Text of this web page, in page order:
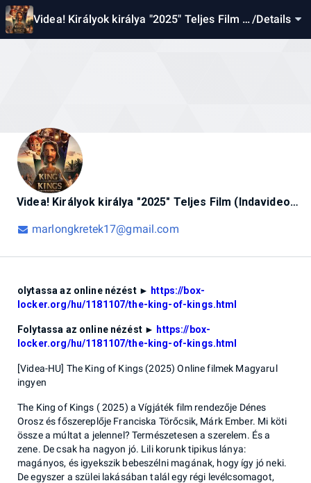
Videa! Királyok királya "2025" Teljes Film (I/Details
Videa! Királyok királya "2025" Teljes Film (Indavideo) Magyarul [1080p]
marlongkretek17@gmail.com
olytassa az online nézést ► https://box-
locker.org/hu/1181107/the-king-of-kings.html
Folytassa az online nézést ► https://box-
locker.org/hu/1181107/the-king-of-kings.html
[Videa-HU] The King of Kings (2025) Online filmek Magyarul
ingyen
The King of Kings ( 2025) a Vígjáték film rendezője Dénes
Orosz és főszereplője Franciska Törőcsik, Márk Ember. Mi köti
össze a múltat a jelennel? Természetesen a szerelem. És a
zene. De csak ha nagyon jó. Lili korunk tipikus lánya:
magányos, és igyekszik bebeszélni magának, hogy így jó neki.
De egyszer a szülei lakásában talál egy régi levélcsomagot,